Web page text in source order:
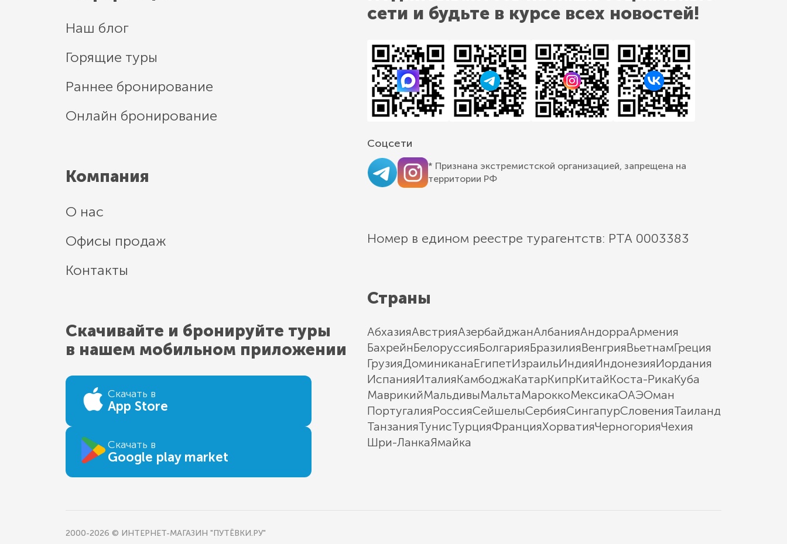
Наш блог
Горящие туры
Раннее бронирование
Онлайн бронирование
Компания
О нас
Офисы продаж
Контакты
Скачивайте и бронируйте туры
в нашем мобильном приложении
Скачать в
App Store
Скачать в
Google play market
сети и будьте в курсе всех новостей!
Соцсети
* Признана экстремистской организацией, запрещена на
территории РФ
Номер в едином реестре турагентств: РТА 0003383
Страны
АбхазияАвстрияАзербайджанАлбанияАндорраАрмения
БахрейнБелоруссияБолгарияБразилияВенгрияВьетнамГреция
ГрузияДоминиканаЕгипетИзраильИндияИндонезияИордания
ИспанияИталияКамбоджаКатарКипрКитайКоста-РикаКуба
МаврикийМальдивыМальтаМароккоМексикаОАЭОман
ПортугалияРоссияСейшелыСербияСингапурСловенияТаиланд
ТанзанияТунисТурцияФранцияХорватияЧерногорияЧехия
Шри-ЛанкаЯмайка
2000-2026 © ИНТЕРНЕТ-МАГАЗИН "ПУТЁВКИ.РУ"